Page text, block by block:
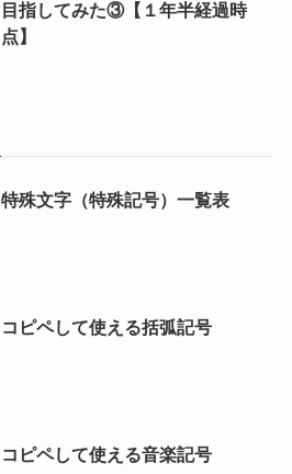
目指してみた③【１年半経過時
点】
特殊文字（特殊記号）一覧表
コピペして使える括弧記号
コピペして使える音楽記号